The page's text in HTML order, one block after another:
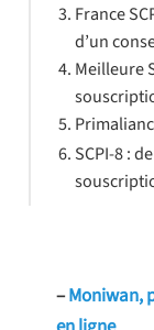
–Moniwan,
France
d’un
Meilleure
SCPI-8 :